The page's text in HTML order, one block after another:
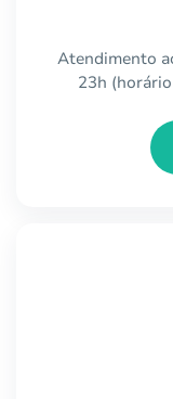
Atendimento
23h